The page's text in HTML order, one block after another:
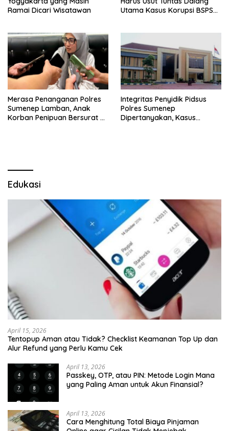
Ramai Dicari Wisatawan
Utama Kasus Korupsi BSPS
Merasa Penanganan Polres
Sumenep Lamban, Anak
Korban Penipuan Bersurat ke
Integritas Penyidik Pidsus
Polres Sumenep
Dipertanyakan, Kasus
Edukasi
April 15, 2026
Tentopup Aman atau Tidak? Checklist Keamanan Top Up dan
Alur Refund yang Perlu Kamu Cek
April 13, 2026
Passkey, OTP, atau PIN: Metode Login Mana
yang Paling Aman untuk Akun Finansial?
April 13, 2026
Cara Menghitung Total Biaya Pinjaman